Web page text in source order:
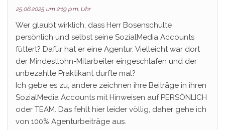
25.06.2025 um 2:19 p.m. Uhr
Wer glaubt wirklich, dass Herr Bosenschulte
persönlich und selbst seine SozialMedia Accounts
füttert? Dafür hat er eine Agentur. Vielleicht war dort
der Mindestlohn-Mitarbeiter eingeschlafen und der
unbezahlte Praktikant durfte mal?
Ich gebe es zu, andere zeichnen ihre Beiträge in ihren
SozialMedia Accounts mit Hinweisen auf PERSÖNLICH
oder TEAM. Das fehlt hier leider völlig, daher gehe ich
von 100% Agenturbeiträge aus.